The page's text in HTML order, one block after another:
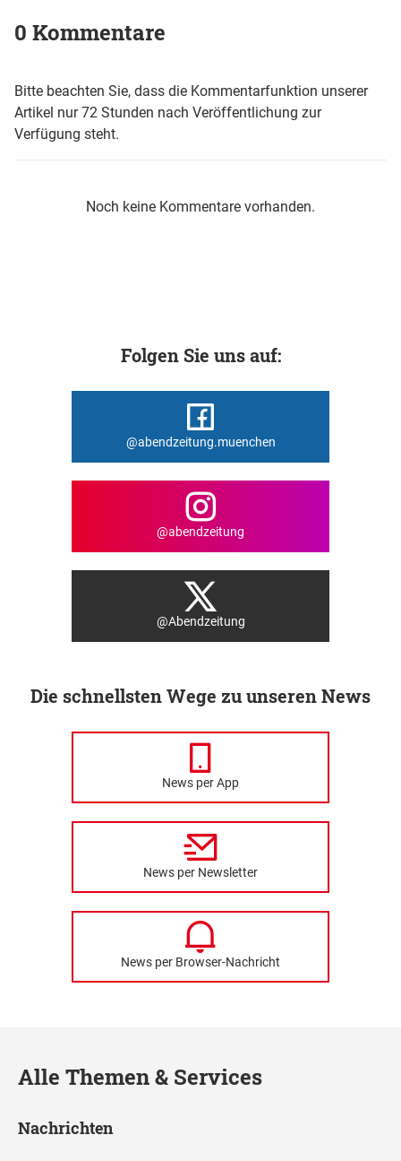
0 Kommentare
Bitte beachten Sie, dass die Kommentarfunktion unserer
Artikel nur 72 Stunden nach Veröffentlichung zur
Verfügung steht.
Noch keine Kommentare vorhanden.
Folgen Sie uns auf:
@abendzeitung.muenchen
@abendzeitung
@Abendzeitung
Die schnellsten Wege zu unseren News
News per App
News per Newsletter
News per Browser-Nachricht
Alle Themen & Services
Nachrichten